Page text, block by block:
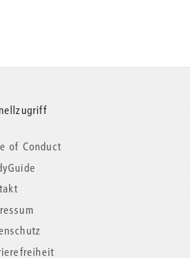
of Conduct